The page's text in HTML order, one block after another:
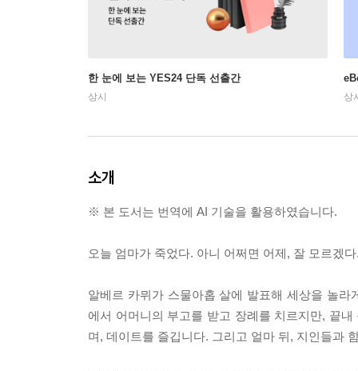
한 눈에 보는 YES24 단독 선출간
상시 상
소개
※ 본 도서는 번역에 AI 기술을 활용하였습니다.
오늘 엄마가 죽었다. 아니 어쩌면 어제, 잘 모르겠
알베르 카뮈가 스물아홉 살에 발표해 세상을 놀
에서 어머니의 부고를 받고 장례를 치르지만, 끝
며, 데이트를 즐깁니다. 그리고 얼마 뒤, 지인들과